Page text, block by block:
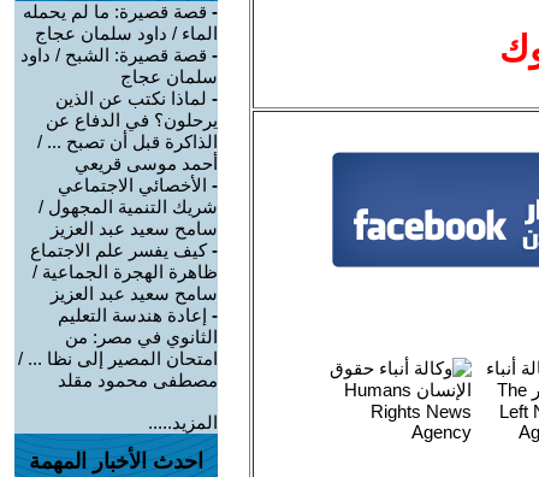
- قصة قصيرة: ما لم يحمله
الماء / داود سلمان عجاج
- قصة قصيرة: الشبح / داود
سلمان عجاج
- لماذا نكتب عن الذين
يرحلون؟ في الدفاع عن
الذاكرة قبل أن تصبح ... /
أحمد موسى قريعي
- الأخصائي الاجتماعي
شريك التنمية المجهول /
سامح سعيد عبد العزيز
-كيف يفسر علم الاجتماع
ظاهرة الهجرة الجماعية /
سامح سعيد عبد العزيز
- إعادة هندسة التعليم
الثانوي في مصر: من
امتحان المصير إلى نظا ... /
مصطفى محمود مقلد
المزيد.....
احدث الأخبار المهمة